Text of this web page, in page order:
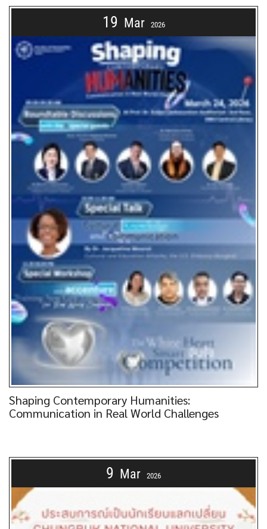
19 Mar 2026
Shaping Contemporary Humanities:
Communication in Real World Challenges
9 Mar 2026